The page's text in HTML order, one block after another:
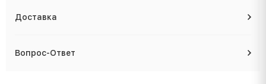
Доставка
Вопрос-Ответ